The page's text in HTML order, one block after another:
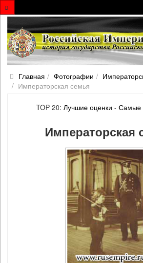
Главная Фотографии
Императорская семья
TOP 20: Лучшие оценки - Самые
Императорская